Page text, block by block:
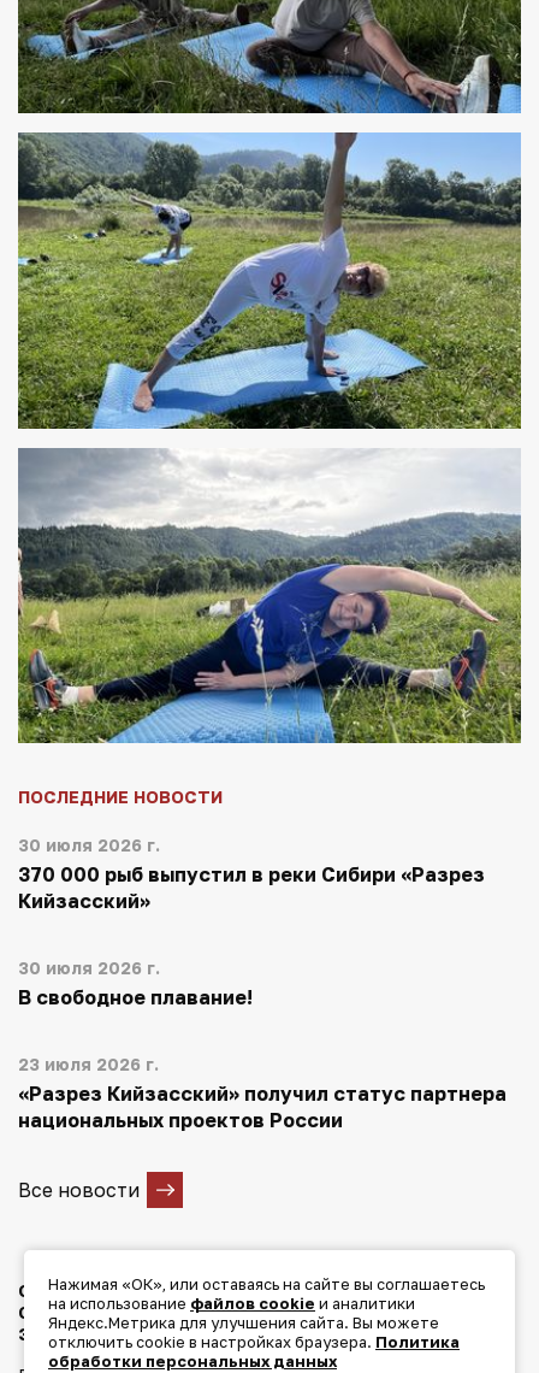
ПОСЛЕДНИЕ НОВОСТИ
30 июля 2026 г.
370 000 рыб выпустил в реки Сибири «Разрез
Кийзасский»
30 июля 2026 г.
В свободное плавание!
23 июля 2026 г.
«Разрез Кийзасский» получил статус партнера
национальных проектов России
Все новости
О КОМПАНИИ
СОЦИАЛЬНОЕ ПАРТНЕРСТВО
ЭКОЛОГИЯ
МЕДИА
КОНТАКТЫ
Нажимая «ОК», или оставаясь на сайте вы соглашаетесь
на использование файлов cookie и аналитики
Яндекс.Метрика для улучшения сайта. Вы можете
отключить cookie в настройках браузера. Политика
обработки персональных данных